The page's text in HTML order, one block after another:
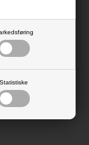
Statistiske